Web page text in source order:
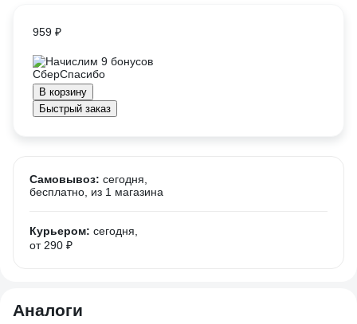
959 ₽
Начислим 9 бонусов
В корзину
Быстрый заказ
Самовывоз: сегодня,
бесплатно , из 1 магазина
Курьером: сегодня,
от 290 ₽
Аналоги